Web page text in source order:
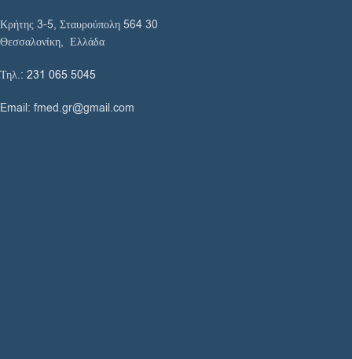
Κρήτης 3-5, Σταυρούπολη 564 30
Θεσσαλονίκη, Ελλάδα
Τηλ.: 231 065 5045
Email: fmed.gr@gmail.com